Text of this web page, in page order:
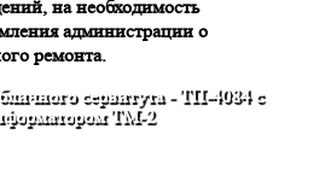
на необходимость
администрации о
ремонта.
сервитута - ТП-4084 с
ТМ-2